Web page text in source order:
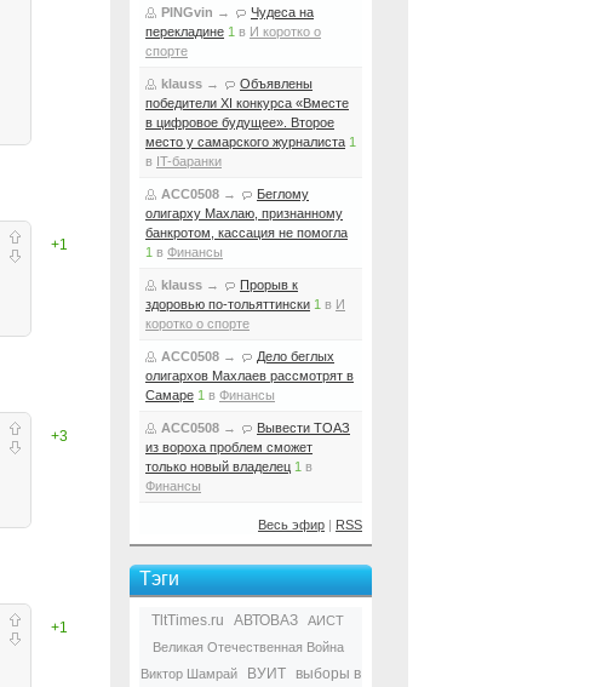
+1
+3
+1
PINGvin →
Чудеса на
перекладине 1 в И коротко о
спорте
klauss →
Объявлены
победители XI конкурса «Вместе
в цифровое будущее». Второе
место у самарского журналиста 1
в IT-баранки
ACC0508 →
Беглому
олигарху Махлаю, признанному
банкротом, кассация не помогла
1 в Финансы
klauss →
Прорыв к
здоровью по-тольяттински 1 в И
коротко о спорте
ACC0508 →
Дело беглых
олигархов Махлаев рассмотрят в
Самаре 1 в Финансы
ACC0508 →
Вывести ТОАЗ
из вороха проблем сможет
только новый владелец 1 в
Финансы
Весь эфир | RSS
Тэги
TltTimes.ru АВТОВАЗ
АИСТ
Великая Отечественная Война
Виктор Шамрай
ВУИТ
выборы в